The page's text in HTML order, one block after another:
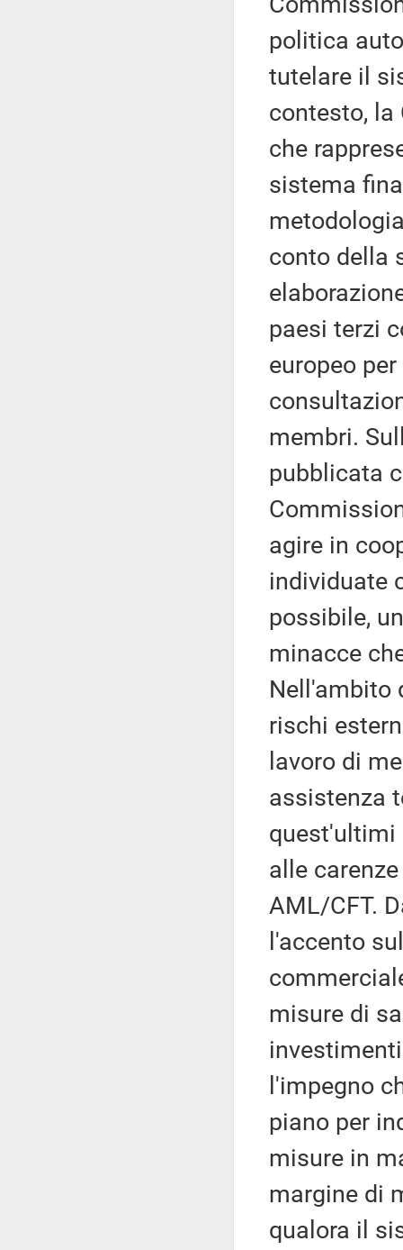
politica
tutelare il
contesto, la
che
sistema
conto della
paesi terzi
europeo
membri.
pubblicata
agire in
individuate
possibile,
minacce
Nell'ambito
rischi
lavoro di
assistenza
quest'ultimi
alle
AML/CFT.
l'accento
misure di
l'impegno
piano per
misure in
margine di
qualora il